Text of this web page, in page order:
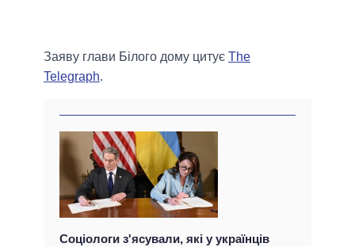
Заяву глави Білого дому цитує The
Telegraph.
Соціологи з'ясували, які у українців